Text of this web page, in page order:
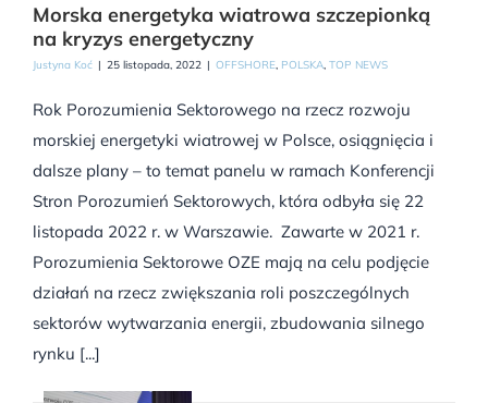
Morska energetyka wiatrowa szczepionką
na kryzys energetyczny
Justyna Koć | 25 listopada, 2022 | OFFSHORE, POLSKA, TOP NEWS
Rok Porozumienia Sektorowego na rzecz rozwoju
morskiej energetyki wiatrowej w Polsce, osiągnięcia i
dalsze plany – to temat panelu w ramach Konferencji
Stron Porozumień Sektorowych, która odbyła się 22
listopada 2022 r. w Warszawie. Zawarte w 2021 r.
Porozumienia Sektorowe OZE mają na celu podjęcie
działań na rzecz zwiększania roli poszczególnych
sektorów wytwarzania energii, zbudowania silnego
rynku [...]